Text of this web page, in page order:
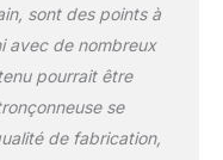
Tout】
fonctionnalités
La
de sécurité
sont des points à
avec de nombreux
pourrait être
se
de fabrication,